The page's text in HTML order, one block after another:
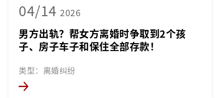
04/14 2026
男方出轨？帮女方离婚时争取到2个孩
子、房子车子和保住全部存款！
类型：离婚纠纷